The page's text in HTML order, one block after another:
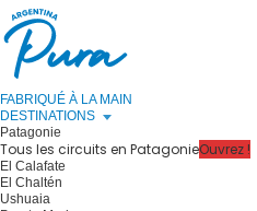
FABRIQUÉ À LA MAIN
DESTINATIONS
Patagonie
Tous les circuits en PatagonieOuvrez !
El Calafate
El Chaltén
Ushuaia